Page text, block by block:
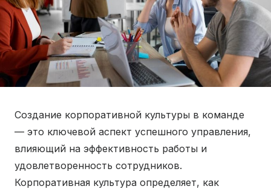
Создание корпоративной культуры в команде
— это ключевой аспект успешного управления,
влияющий на эффективность работы и
удовлетворенность сотрудников.
Корпоративная культура определяет, как